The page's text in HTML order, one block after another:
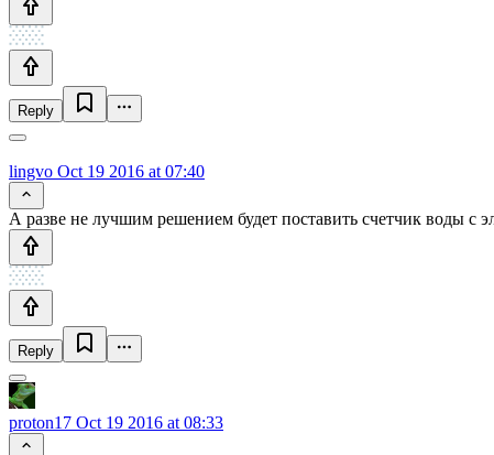
Reply
lingvo Oct 19 2016 at 07:40
А разве не лучшим решением будет поставить счетчик воды с
Reply
proton17 Oct 19 2016 at 08:33